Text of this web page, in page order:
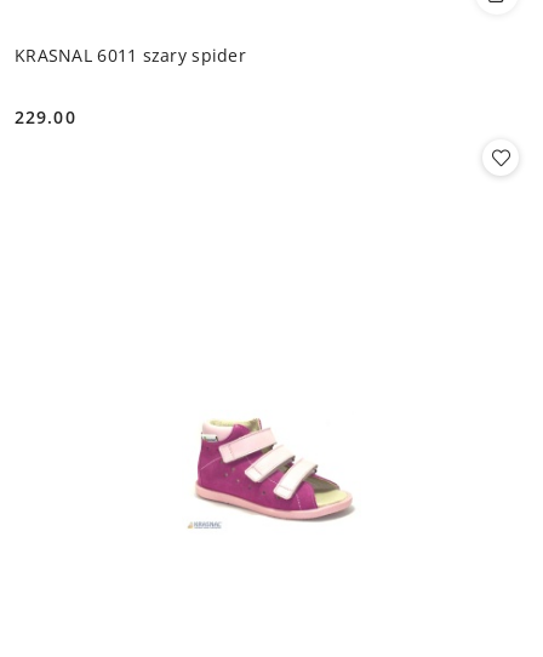
KRASNAL 6011 szary spider
Cena:
229.00